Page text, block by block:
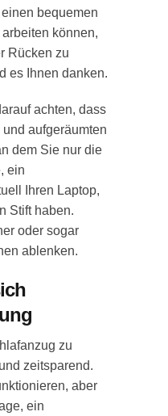
bequemen
können,
Rücken zu
es Ihnen danken.
achten, dass
aufgeräumten
dem Sie nur die
ein
Ihren Laptop,
Stift haben.
oder sogar
ablenken.
zu
zeitsparend.
aber
ein